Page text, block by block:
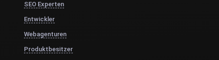
SEO Experten
Entwickler
Webagenturen
Produktbesitzer